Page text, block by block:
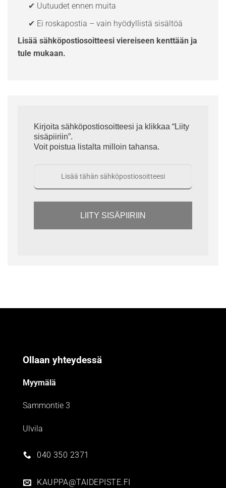
✔ Uutuudet ennen muita
✔ Ei roskapostia – vain hyödyllistä sisältöä
Lisää sähköpostiosoitteesi viereiseen kenttään ja
tule mukaan.
Kirjoita sähköpostiosoitteesi ja klikkaa “Liity
sisäpiiriin”.
Voit poistua listalta milloin tahansa.
LIITY SISÄPIIRIIN
Ollaan yhteydessä
Myymälä
Sammontie 3
Ulvila
040 350 2371
KAUPPA@TAIDEPISTE.FI